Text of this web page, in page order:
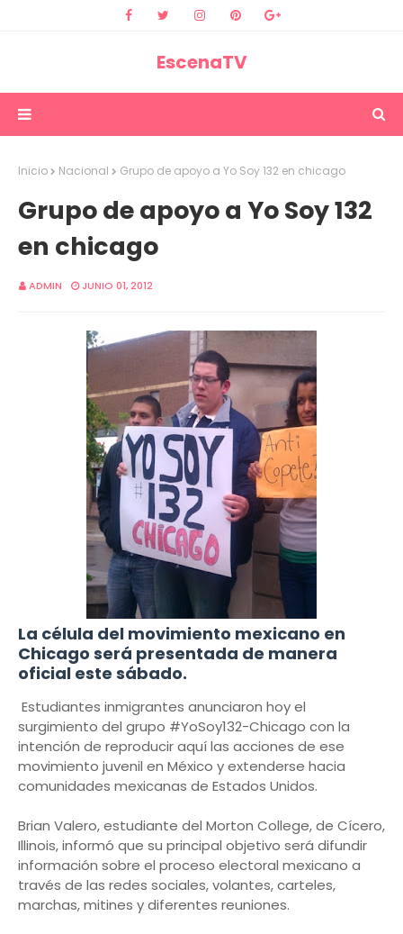
EscenaTV
Inicio Nacional Grupo de apoyo a Yo Soy 132 en chicago
Grupo de apoyo a Yo Soy 132
en chicago
ADMIN JUNIO 01, 2012
La célula del movimiento mexicano en
Chicago será presentada de manera
oficial este sábado.
Estudiantes inmigrantes anunciaron hoy el
surgimiento del grupo #YoSoy132-Chicago con la
intención de reproducir aquí las acciones de ese
movimiento juvenil en México y extenderse hacia
comunidades mexicanas de Estados Unidos.
Brian Valero, estudiante del Morton College, de Cícero,
Illinois, informó que su principal objetivo será difundir
información sobre el proceso electoral mexicano a
través de las redes sociales, volantes, carteles,
marchas, mitines y diferentes reuniones.